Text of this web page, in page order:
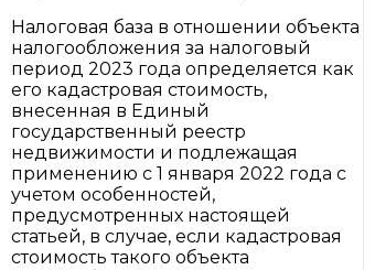
Налоговая база в отношении объекта
налогообложения за налоговый
период 2023 года определяется как
его кадастровая стоимость,
внесенная в Единый
государственный реестр
недвижимости и подлежащая
применению с 1 января 2022 года с
учетом особенностей,
предусмотренных настоящей
статьей, в случае, если кадастровая
стоимость такого объекта